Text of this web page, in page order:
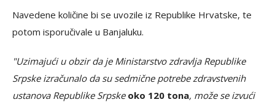
Navedene količine bi se uvozile iz Republike Hrvatske, te
potom isporučivale u Banjaluku.
"Uzimajući u obzir da je Ministarstvo zdravlja Republike
Srpske izračunalo da su sedmične potrebe zdravstvenih
ustanova Republike Srpskeoko 120 tona, može se izvući